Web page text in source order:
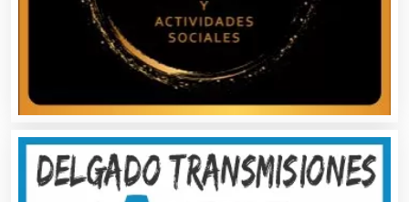
Bancos
Bares y Cantinas